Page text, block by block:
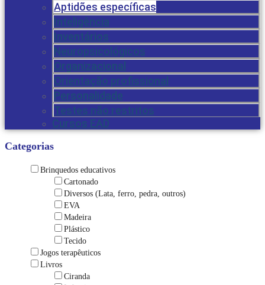
Aptidões específicas
Inteligência
Inventários
Neuropsicológicos
Organizacional
Orientação profissional
Personalidade
Testes não restritos
Cursos EAD
Categorias
Brinquedos educativos
Cartonado
Diversos (Lata, ferro, pedra, outros)
EVA
Madeira
Plástico
Tecido
Jogos terapêuticos
Livros
Ciranda